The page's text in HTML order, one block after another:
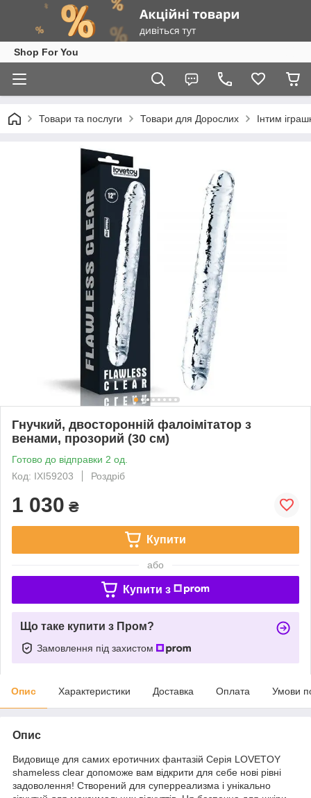
Shop For You
Товари та послуги Товари для Дорослих Інтим
Гнучкий, двосторонній фалоімітатор з
венами, прозорий (30 см)
Готово до відправки 2 од.
Код: IXI59203
Роздріб
1 030 ₴
Купити
або
Купити з
Що таке купити з Пром?
Замовлення під захистом
Опис Характеристики Доставка Оплата Умови
Опис
Видовище для самих еротичних фантазій Серія LOVETOY
shameless clear допоможе вам відкрити для себе нові рівні
задоволення! Створений для суперреализма і унікально